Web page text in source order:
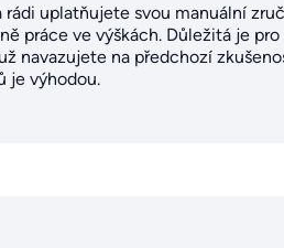
uplatňujete svou manuální
práce ve výškách. Důležitá je
navazujete na předchozí
je výhodou.